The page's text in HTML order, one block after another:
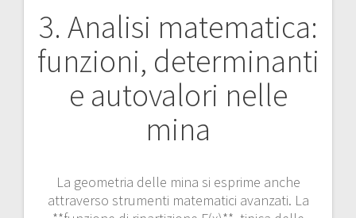
3. Analisi matematica:
funzioni, determinanti
e autovalori nelle
mina
La geometria delle mina si esprime anche
attraverso strumenti matematici avanzati. La